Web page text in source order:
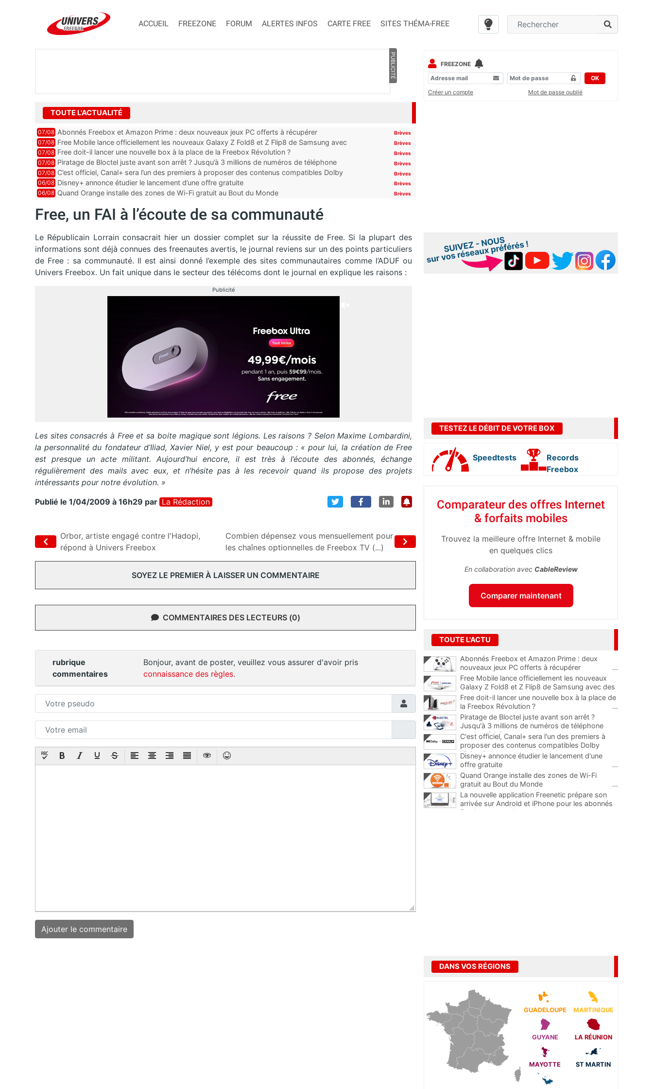
ACCUEIL FREEZONE FORUM ALERTES INFOS CARTE FREE SITES THÉMA-FREE
PUBLICITÉ
TOUTE L'ACTUALITÉ
07/08 Abonnés Freebox et Amazon Prime : deux nouveaux jeux PC offerts à récupérer Brèves
07/08 Free Mobile lance officiellement les nouveaux Galaxy Z Fold8 et Z Flip8 de Samsung avec
des promos et des cadeaux
Brèves
07/08 Free doit-il lancer une nouvelle box à la place de la Freebox Révolution ? Brèves
07/08 Piratage de Bloctel juste avant son arrêt ? Jusqu’à 3 millions de numéros de téléphone
auraient fuité
Brèves
07/08 C’est officiel, Canal+ sera l’un des premiers à proposer des contenus compatibles Dolby
Vision 2
Brèves
06/08 Disney+ annonce étudier le lancement d’une offre gratuite Brèves
06/08 Quand Orange installe des zones de Wi-Fi gratuit au Bout du Monde Brèves
Free, un FAI à l’écoute de sa communauté
Le Républicain Lorrain consacrait hier un dossier complet sur la réussite de Free. Si la plupart des
informations sont déjà connues des freenautes avertis, le journal reviens sur un des points particuliers
de Free : sa communauté. Il est ainsi donné l’exemple des sites communautaires comme l’ADUF ou
Univers Freebox. Un fait unique dans le secteur des télécoms dont le journal en explique les raisons :
Publicité
Les sites consacrés à Free et sa boite magique sont légions. Les raisons ? Selon Maxime Lombardini,
la personnalité du fondateur d’Iliad, Xavier Niel, y est pour beaucoup : « pour lui, la création de Free
est presque un acte militant. Aujourd’hui encore, il est très à l’écoute des abonnés, échange
régulièrement des mails avec eux, et n’hésite pas à les recevoir quand ils propose des projets
intéressants pour notre évolution. »
Publié le 1/04/2009 à 16h29 par La Rédaction
Orbor, artiste engagé contre l'Hadopi,
répond à Univers Freebox
Combien dépensez vous mensuellement pour
les chaînes optionnelles de Freebox TV (...)
SOYEZ LE PREMIER À LAISSER UN COMMENTAIRE
COMMENTAIRES DES LECTEURS (0)
rubrique
commentaires
Bonjour, avant de poster, veuillez vous assurer d'avoir pris
connaissance des règles.
FREEZONE
OK
Créer un compte
Mot de passe oublié
TESTEZ LE DÉBIT DE VOTRE BOX
Speedtests
Records
Freebox
Comparateur des offres Internet
& forfaits mobiles
Trouvez la meilleure offre Internet & mobile
en quelques clics
En collaboration avec CableReview
Comparer maintenant
TOUTE L'ACTU
Abonnés Freebox et Amazon Prime : deux
nouveaux jeux PC offerts à récupérer
...
Free Mobile lance officiellement les nouveaux
Galaxy Z Fold8 et Z Flip8 de Samsung avec des
promos et des cadeaux
...
Free doit-il lancer une nouvelle box à la place de
la Freebox Révolution ?
...
Piratage de Bloctel juste avant son arrêt ?
Jusqu'à 3 millions de numéros de téléphone
auraient fuité
C'est officiel, Canal+ sera l'un des premiers à
proposer des contenus compatibles Dolby
Vision 2
Disney+ annonce étudier le lancement d'une
offre gratuite
...
Quand Orange installe des zones de Wi-Fi
gratuit au Bout du Monde
...
La nouvelle application Freenetic prépare son
arrivée sur Android et iPhone pour les abonnés
Freebox, testez la
DANS VOS RÉGIONS
GUADELOUPE MARTINIQUE
GUYANE LA RÉUNION
MAYOTTE ST MARTIN